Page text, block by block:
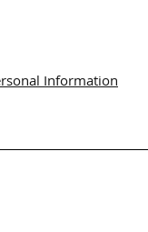
Information